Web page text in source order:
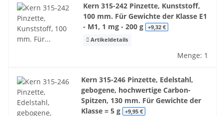
Kern 315-242 Pinzette, Kunststoff,
100 mm. Für Gewichte der Klasse E1
- M1, 1 mg - 200 g
+9,32 €
Artikeldetails
Menge: 1
Kern 315-246 Pinzette, Edelstahl,
gebogene, hochwertige Carbon-
Spitzen, 130 mm. Für Gewichte der
Klasse = 5 g
+9,95 €